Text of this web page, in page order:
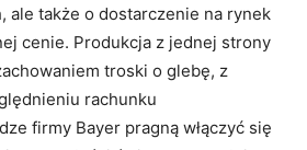
ale także o dostarczenie na rynek
cenie. Produkcja z jednej strony
troski o glebę, z
rachunku
firmy Bayer pragną włączyć się